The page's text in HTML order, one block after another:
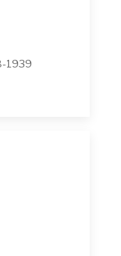
1939